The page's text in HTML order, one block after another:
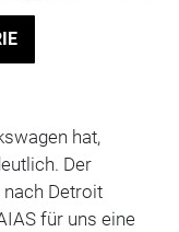
hat,
Der
Detroit
für uns eine